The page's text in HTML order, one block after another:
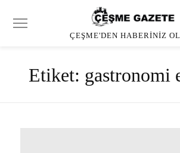
ÇEŞME'DEN HABERINIZ
Etiket: gastronomi